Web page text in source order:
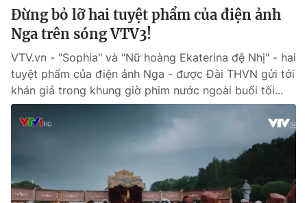
Đừng bỏ lỡ hai tuyệt phẩm của điện ảnh
Nga trên sóng VTV3!
VTV.vn - "Sophia" và "Nữ hoàng Ekaterina đệ Nhị" - hai
tuyệt phẩm của điện ảnh Nga - được Đài THVN gửi tới
khán giả trong khung giờ phim nước ngoài buổi tối...